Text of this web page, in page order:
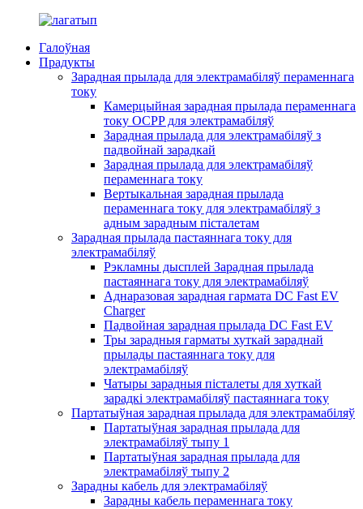
Галоўная
Прадукты
Зарадная прылада для электрамабіляў пераменнага
току
Камерцыйная зарадная прылада пераменнага
току OCPP для электрамабіляў
Зарадная прылада для электрамабіляў з
падвойнай зарадкай
Зарадная прылада для электрамабіляў
пераменнага току
Вертыкальная зарадная прылада
пераменнага току для электрамабіляў з
адным зарадным пісталетам
Зарадная прылада пастаяннага току для
электрамабіляў
Рэкламны дысплей Зарадная прылада
пастаяннага току для электрамабіляў
Аднаразовая зарадная гармата DC Fast EV
Charger
Падвойная зарадная прылада DC Fast EV
Тры зарадныя гарматы хуткай зараднай
прылады пастаяннага току для
электрамабіляў
Чатыры зарадныя пісталеты для хуткай
зарадкі электрамабіляў пастаяннага току
Партатыўная зарадная прылада для электрамабіляў
Партатыўная зарадная прылада для
электрамабіляў тыпу 1
Партатыўная зарадная прылада для
электрамабіляў тыпу 2
Зарадны кабель для электрамабіляў
Зарадны кабель пераменнага току